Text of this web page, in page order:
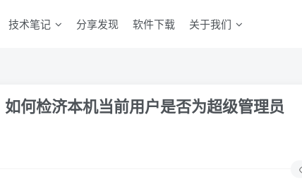
技术笔记 分享发现 软件下载 关于我们
何检济本机当前用户是否为超级管理员